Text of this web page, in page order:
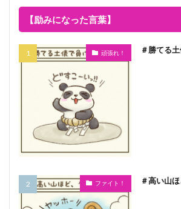
【励みになった言葉】
頑張れ！ ＃勝てる
ファイト！ ＃高い山